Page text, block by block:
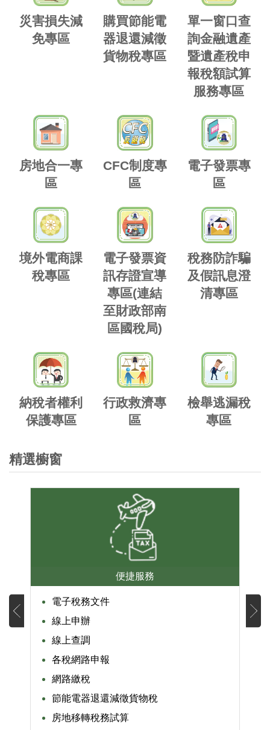
災害損失減
免專區
購買節能電
器退還減徵
貨物稅專區
單一窗口查
詢金融遺產
暨遺產稅申
報稅額試算
服務專區
房地合一專
區
CFC制度專
區
電子發票專
區
境外電商課
稅專區
電子發票資
訊存證宣導
專區(連結
至財政部南
區國稅局)
稅務防詐騙
及假訊息澄
清專區
納稅者權利
保護專區
行政救濟專
區
檢舉逃漏稅
專區
精選櫥窗
便捷服務
電子稅務文件
線上申辦
線上查調
各稅網路申報
網路繳稅
節能電器退還減徵貨物稅
房地移轉稅務試算